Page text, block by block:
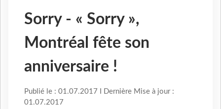
Sorry - « Sorry »,
Montréal fête son
anniversaire !
Publié le : 01.07.2017 I Dernière Mise à jour :
01.07.2017